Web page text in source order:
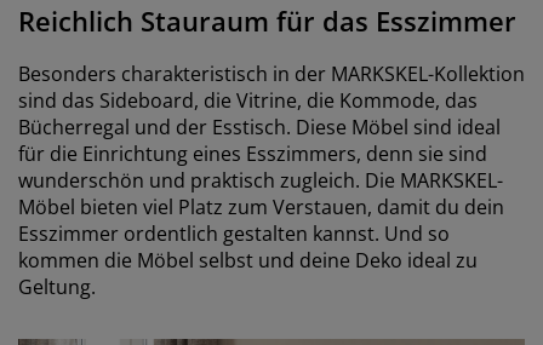
Reichlich Stauraum für das Esszimmer
Besonders charakteristisch in der MARKSKEL-Kollektion
sind das Sideboard, die Vitrine, die Kommode, das
Bücherregal und der Esstisch. Diese Möbel sind ideal
für die Einrichtung eines Esszimmers, denn sie sind
wunderschön und praktisch zugleich. Die MARKSKEL-
Möbel bieten viel Platz zum Verstauen, damit du dein
Esszimmer ordentlich gestalten kannst. Und so
kommen die Möbel selbst und deine Deko ideal zu
Geltung.